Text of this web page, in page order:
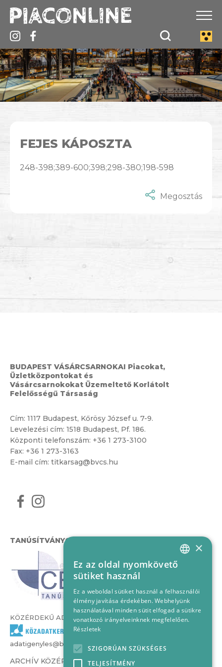
FEJES KÁPOSZTA
248-398;389-600;398;298-380;198-598
Megosztás
BUDAPEST VÁSÁRCSARNOKAI Piacokat,
Üzletközpontokat és
Vásárcsarnokokat Üzemeltető Korlátolt
Felelősségű Társaság
Cím: 1117 Budapest, Kőrösy József u. 7-9.
Levelezési cím: 1518 Budapest, Pf. 186.
Központi telefonszám: +36 1 273-3100
Fax: +36 1 273-3163
E-mail cím: titkarsag@bvcs.hu
TANÚSÍTVÁNYOK
KÖZÉRDEKŰ ADATOK
adatigenyles@bvcs.hu
ARCHÍV KÖZÉRDEKŰ ADATOK –
HUNGARIAN
×
Ez az oldal nyomkövető
sütiket használ
Ez a weboldal sütiket használ a felhasználói
élmény javítása érdekében. Webhelyünk
használatával minden sütit elfogad a sütikre
vonatkozó irányelveinknek megfelelően.
Részletek
SZIGORÚAN SZÜKSÉGES
TELJESÍTMÉNY